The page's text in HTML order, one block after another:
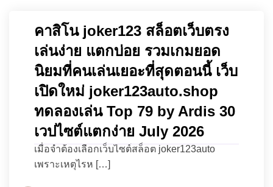
คาสิโน joker123 สล็อตเว็บตรง
เล่นง่าย แตกบ่อย รวมเกมยอด
นิยมที่คนเล่นเยอะที่สุดตอนนี้ เว็บ
เปิดใหม่ joker123auto.shop
ทดลองเล่น Top 79 by Ardis 30
เวปไซต์แตกง่าย July 2026
เมื่อจำต้องเลือกเว็บไซต์สล็อต joker123auto
เพราะเหตุไรห […]